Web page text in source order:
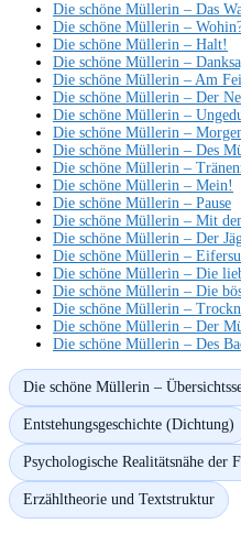
Die schöne Müllerin – Das
Die schöne Müllerin –
Die schöne Müllerin – Halt!
Die schöne Müllerin –
Die schöne Müllerin – Am
Die schöne Müllerin – Der
Die schöne Müllerin –
Die schöne Müllerin –
Die schöne Müllerin – Des
Die schöne Müllerin –
Die schöne Müllerin – Mein!
Die schöne Müllerin – Pause
Die schöne Müllerin – Mit
Die schöne Müllerin – Der
Die schöne Müllerin –
Die schöne Müllerin – Die
Die schöne Müllerin – Die
Die schöne Müllerin –
Die schöne Müllerin – Der
Die schöne Müllerin – Des
Die schöne Müllerin –
Entstehungsgeschichte (Dichtung)
Psychologische Realitätsnähe der
Erzähltheorie und Textstruktur